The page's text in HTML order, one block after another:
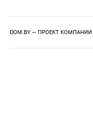
DOM.BY — ПРОЕКТ КОМПАНИИ